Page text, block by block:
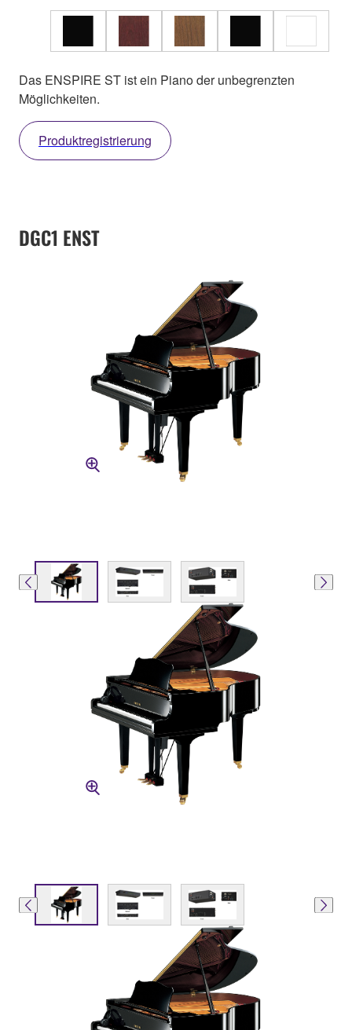
Das ENSPIRE ST ist ein Piano der unbegrenzten
Möglichkeiten.
Produktregistrierung
DGC1 ENST